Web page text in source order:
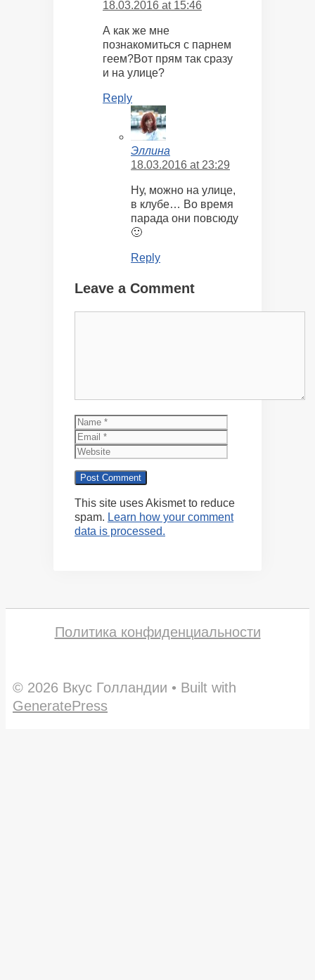
18.03.2016 at 15:46
А как же мне
познакомиться с парнем
геем?Вот прям так сразу
и на улице?
Reply
Эллина
18.03.2016 at 23:29
Ну, можно на улице,
в клубе… Во время
парада они повсюду
🙂
Reply
Leave a Comment
Name
This site uses Akismet to reduce
spam. Learn how your comment
data is processed.
Политика конфиденциальности
© 2026 Вкус Голландии • Built with
GeneratePress